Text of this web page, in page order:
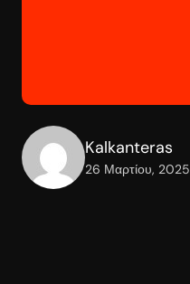
Kalkanteras
26 Μαρτίου, 2025